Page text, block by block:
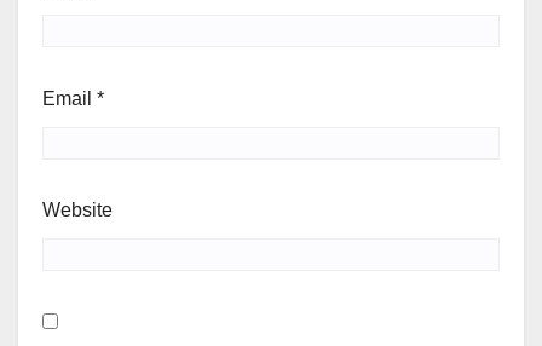
Email *
Website